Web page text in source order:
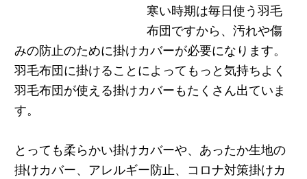
寒い時期は毎日使う羽毛
布団ですから、汚れや傷
みの防止のために掛けカバーが必要になります。
羽毛布団に掛けることによってもっと気持ちよく
羽毛布団が使える掛けカバーもたくさん出ていま
す。
とっても柔らかい掛けカバーや、あったか生地の
掛けカバー、アレルギー防止、コロナ対策掛けカ